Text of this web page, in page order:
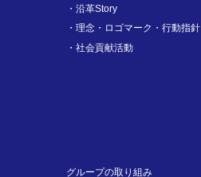
沿革Story
理念・ロゴマーク・行動指針
社会貢献活動
グループの取り組み